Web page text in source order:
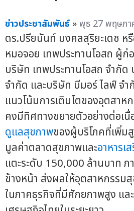
ข่าวประชาสัมพันธ์ »พุธ 27 พฤษภา
ดร.ปรียนันท์ มงคลสุริยะเดช ห
หมอจอย เทพประทานโอสถ ผู้ก่
บริษัท เทพประทานโอสถ จำกัด
จำกัด และบริษัท บีมอร์ ไลฟ์ จ
แนวโน้มการเติบโตของอุตสาห
คงมีทิศทางขยายตัวอย่างต่อเนื่
ดูแลสุขภาพของผู้บริโภคที่เพิ่ม
มูลค่าตลาดสุขภาพและอาหารเ
แตะระดับ 150,000 ล้านบาท ภา
ข้างหน้า ส่งผลให้อุตสาหกรรม
ในภาคธุรกิจที่มีศักยภาพสูง แ